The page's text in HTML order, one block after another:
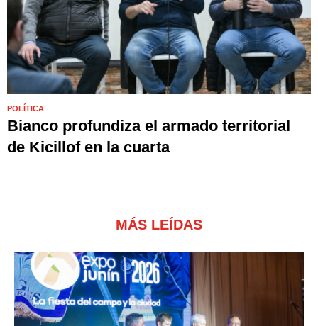
POLÍTICA
Bianco profundiza el armado territorial
de Kicillof en la cuarta
MÁS LEÍDAS